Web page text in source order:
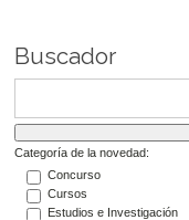
Buscador
Categoría de la novedad:
Concurso
Cursos
Estudios e Investigación